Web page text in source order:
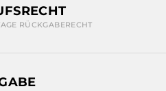
RÜCKGABERECHT